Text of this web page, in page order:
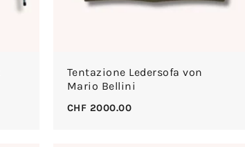
Tentazione Ledersofa von
Mario Bellini
CHF 2000.00